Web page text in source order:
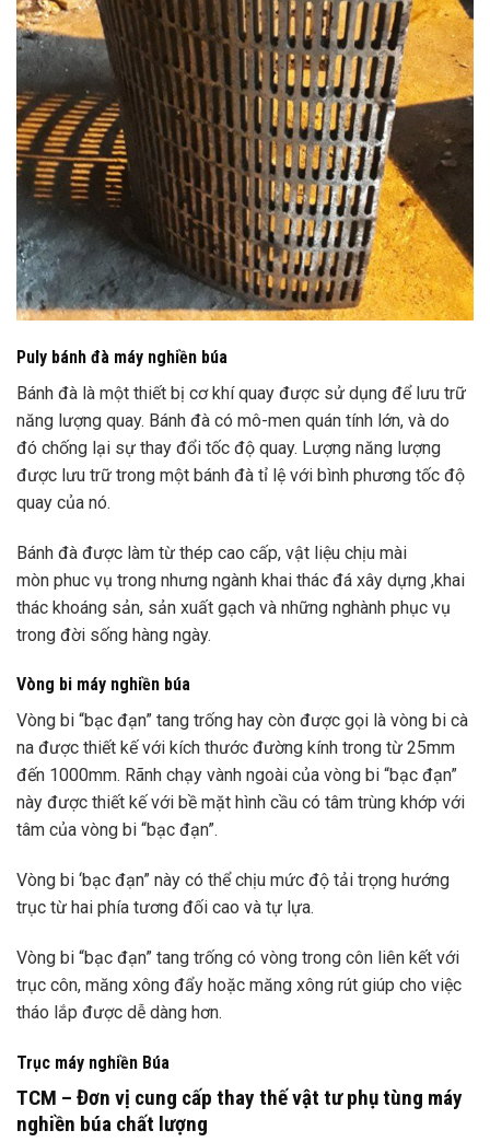
Puly bánh đà máy nghiền búa
Bánh đà là một thiết bị cơ khí quay được sử dụng để lưu trữ
năng lượng quay. Bánh đà có mô-men quán tính lớn, và do
đó chống lại sự thay đổi tốc độ quay. Lượng năng lượng
được lưu trữ trong một bánh đà tỉ lệ với bình phương tốc độ
quay của nó.
Bánh đà được làm từ thép cao cấp, vật liệu chịu mài
mòn phuc vụ trong nhưng ngành khai thác đá xây dựng ,khai
thác khoáng sản, sản xuất gạch và những nghành phục vụ
trong đời sống hàng ngày.
Vòng bi máy nghiền búa
Vòng bi “bạc đạn” tang trống hay còn được gọi là vòng bi cà
na được thiết kế với kích thước đường kính trong từ 25mm
đến 1000mm. Rãnh chạy vành ngoài của vòng bi “bạc đạn”
này được thiết kế với bề mặt hình cầu có tâm trùng khớp với
tâm của vòng bi “bạc đạn”.
Vòng bi ‘bạc đạn” này có thể chịu mức độ tải trọng hướng
trục từ hai phía tương đối cao và tự lựa.
Vòng bi “bạc đạn” tang trống có vòng trong côn liên kết với
trục côn, măng xông đẩy hoặc măng xông rút giúp cho việc
tháo lắp được dễ dàng hơn.
Trục máy nghiền Búa
TCM – Đơn vị cung cấp thay thế vật tư phụ tùng máy
nghiền búa chất lượng